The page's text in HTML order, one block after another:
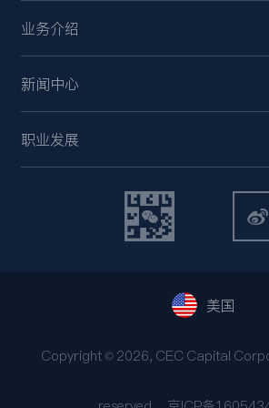
业务介绍
新闻中心
职业发展
美国
Copyright © 2026, CEC Capital